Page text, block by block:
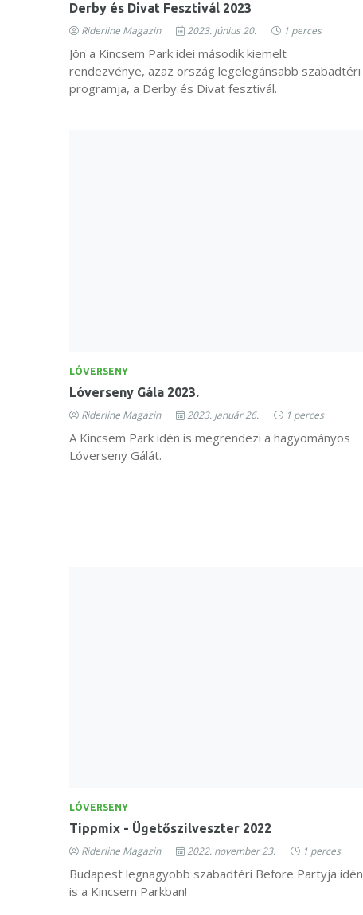
Derby és Divat Fesztivál 2023
Riderline Magazin 2023. június 20. 1 perces
Jön a Kincsem Park idei második kiemelt
rendezvénye, azaz ország legelegánsabb szabadtéri
programja, a Derby és Divat fesztivál.
LÓVERSENY
Lóverseny Gála 2023.
Riderline Magazin 2023. január 26. 1 perces
A Kincsem Park idén is megrendezi a hagyományos
Lóverseny Gálát.
LÓVERSENY
Tippmix - Ügetőszilveszter 2022
Riderline Magazin 2022. november 23. 1 perces
Budapest legnagyobb szabadtéri Before Partyja idén
is a Kincsem Parkban!